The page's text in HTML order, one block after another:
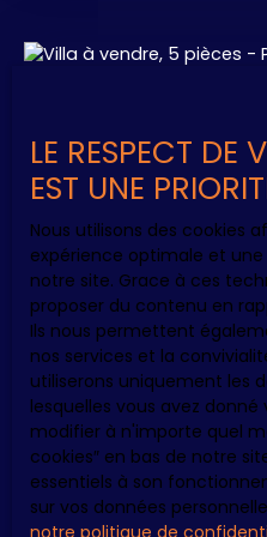
personnaliser l'intérieur ! !
438 000€
ESPAGNE - POLOP -
5pièces 111m²
408
Jolie Villa moderne de
LE RESPECT DE
EST UNE
Nous utilisons des cookies
expérience optimale et
notre site. Grace à ces
proposer du contenu en
Ils nous permettent
nos services et la
utiliserons uniquement les
lesquelles vous avez
modifier à n'importe quel
cookies″ en bas de notre
essentiels à son
sur vos données
notre politique de